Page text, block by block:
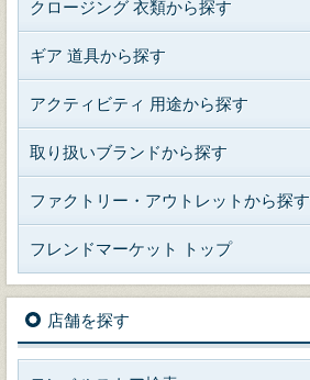
クロージング 衣類から探す
ギア 道具から探す
アクティビティ 用途から探す
取り扱いブランドから探す
ファクトリー・アウトレットから探す
フレンドマーケット トップ
店舗を探す